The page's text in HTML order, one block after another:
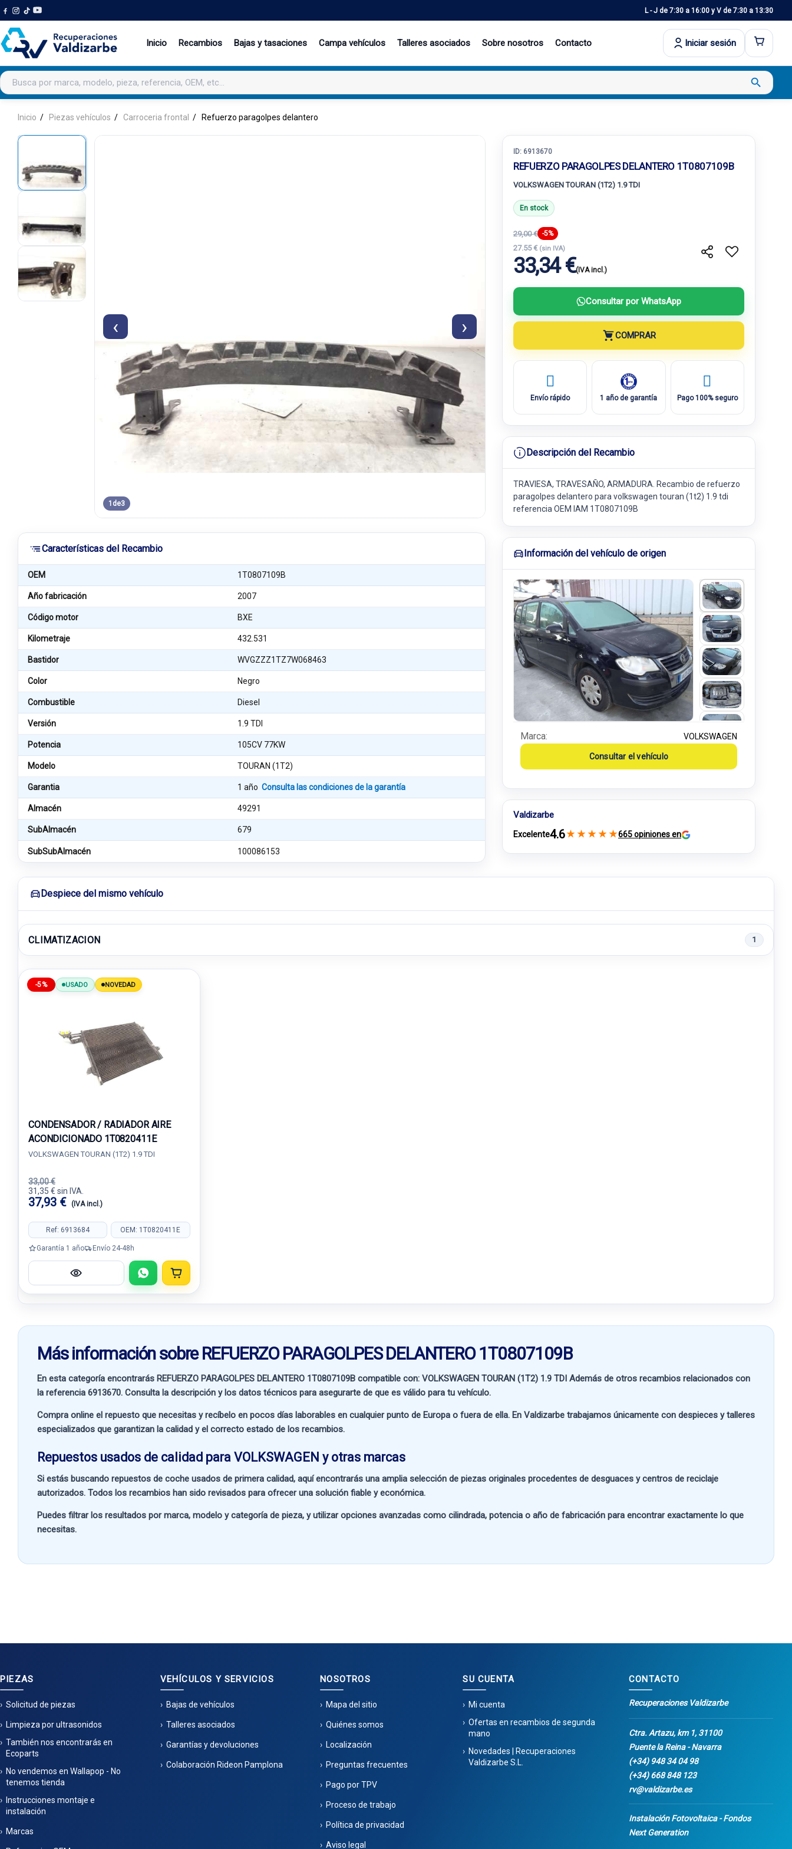
L - J de 7:30 a 16:00 y V de 7:30 a 13:30
Inicio Recambios Bajas y tasaciones Campa vehículos Talleres asociados Sobre nosotros Contacto Iniciar sesión
Buscar productos search
Inicio Piezas vehículos Carroceria frontal Refuerzo paragolpes delantero
‹ ›
1 de3
Características del Recambio
OEM 1T0807109B
Año fabricación 2007
Código motor BXE
Kilometraje 432.531
Bastidor WVGZZZ1TZ7W068463
Color Negro
Combustible Diesel
Versión 1.9 TDI
Potencia 105CV 77KW
Modelo TOURAN (1T2)
Garantia 1 añoConsulta las condiciones de la garantía
Almacén 49291
SubAlmacén 679
SubSubAlmacén 100086153
ID: 6913670
REFUERZO PARAGOLPES DELANTERO 1T0807109B
VOLKSWAGEN TOURAN (1T2) 1.9 TDI
En stock
29,00 € -5%
27.55 € (sin IVA)
33,34 €(IVA incl.)
Consultar por WhatsApp
COMPRAR
Envío rápido 1 año de garantía Pago 100% seguro
Descripción del Recambio
TRAVIESA, TRAVESAÑO, ARMADURA. Recambio de refuerzo
paragolpes delantero para volkswagen touran (1t2) 1.9 tdi
referencia OEM IAM 1T0807109B
Información del vehículo de origen
Marca: VOLKSWAGEN
Consultar el vehículo
Valdizarbe
Excelente4.6★ ★ ★ ★ ★665 opiniones en
Despiece del mismo vehículo
CLIMATIZACION 1
-5% USADO NOVEDAD
CONDENSADOR / RADIADOR AIRE
ACONDICIONADO 1T0820411E
VOLKSWAGEN TOURAN (1T2) 1.9 TDI
33,00 €
31,35 € sin IVA.
37,93 € (IVA incl.)
Ref: 6913684 OEM: 1T0820411E
Garantía 1 año Envío 24-48h
Más información sobre REFUERZO PARAGOLPES DELANTERO 1T0807109B
En esta categoría encontrarás REFUERZO PARAGOLPES DELANTERO 1T0807109B compatible con: VOLKSWAGEN TOURAN (1T2) 1.9 TDI Además de otros recambios relacionados con
la referencia 6913670. Consulta la descripción y los datos técnicos para asegurarte de que es válido para tu vehículo.
Compra online el repuesto que necesitas y recíbelo en pocos días laborables en cualquier punto de Europa o fuera de ella. En Valdizarbe trabajamos únicamente con despieces y talleres
especializados que garantizan la calidad y el correcto estado de los recambios.
Repuestos usados de calidad para VOLKSWAGEN y otras marcas
Si estás buscando repuestos de coche usados de primera calidad, aquí encontrarás una amplia selección de piezas originales procedentes de desguaces y centros de reciclaje
autorizados. Todos los recambios han sido revisados para ofrecer una solución fiable y económica.
Puedes filtrar los resultados pormarca, modelo y categoría de pieza, y utilizar opciones avanzadas como cilindrada, potencia o año de fabricación para encontrar exactamente lo que
necesitas.
PIEZAS
Solicitud de piezas
Limpieza por ultrasonidos
También nos encontrarás en
Ecoparts
No vendemos en Wallapop - No
tenemos tienda
Instrucciones montaje e
instalación
Marcas
VEHÍCULOS Y SERVICIOS
Bajas de vehículos
Talleres asociados
Garantías y devoluciones
Colaboración Rideon Pamplona
NOSOTROS
Mapa del sitio
Quiénes somos
Localización
Preguntas frecuentes
Pago por TPV
Proceso de trabajo
Política de privacidad
Aviso legal
SU CUENTA
Mi cuenta
Ofertas en recambios de segunda
mano
Novedades | Recuperaciones
Valdizarbe S.L.
CONTACTO
Recuperaciones Valdizarbe
Ctra. Artazu, km 1, 31100
Puente la Reina - Navarra
(+34) 948 34 04 98
(+34) 668 848 123
rv@valdizarbe.es
Instalación Fotovoltaica - Fondos
Next Generation